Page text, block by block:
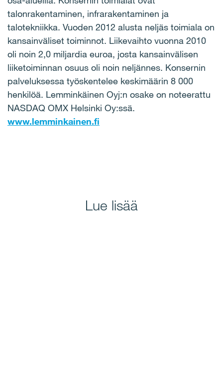
talonrakentaminen, infrarakentaminen ja
talotekniikka. Vuoden 2012 alusta neljäs toimiala on
kansainväliset toiminnot. Liikevaihto vuonna 2010
oli noin 2,0 miljardia euroa, josta kansainvälisen
liiketoiminnan osuus oli noin neljännes. Konsernin
palveluksessa työskentelee keskimäärin 8 000
henkilöä. Lemminkäinen Oyj:n osake on noteerattu
NASDAQ OMX Helsinki Oy:ssä.
www.lemminkainen.fi
Lue lisää